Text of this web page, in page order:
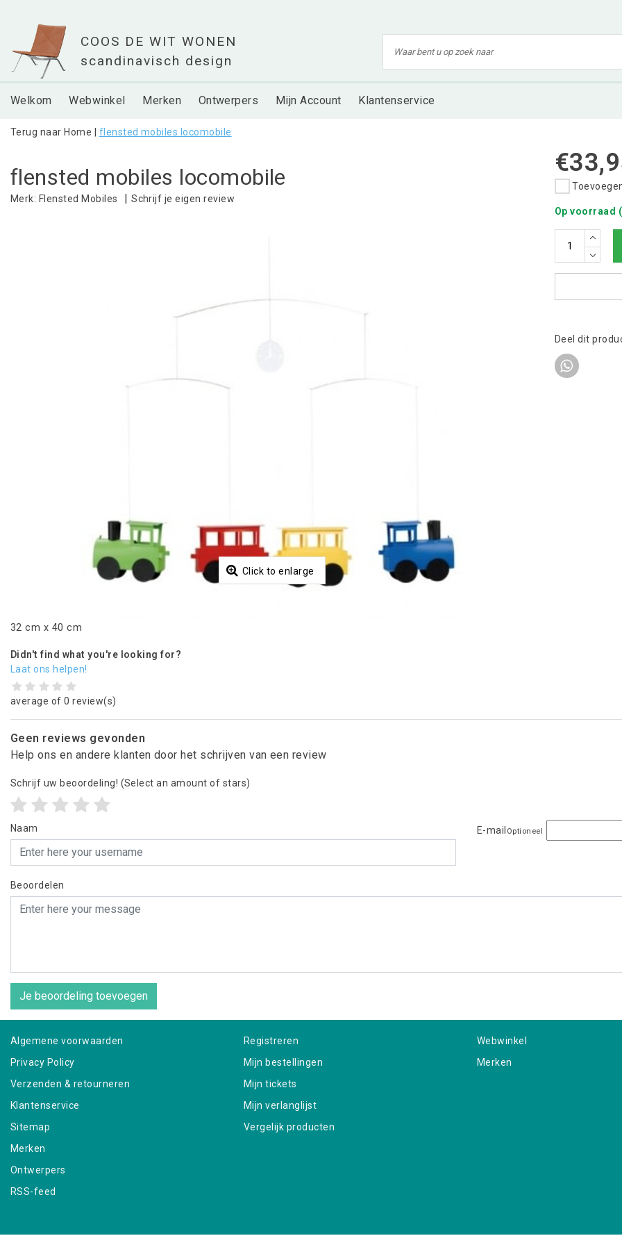
Welkom Webwinkel Merken Ontwerpers Mijn Account Klantenservice
Terug naar Home flensted mobiles locomobile
flensted mobiles locomobile
Merk: Flensted Mobiles |Schrijf je eigen review
Click to enlarge
Op voorraad
Deel dit
32 cm x 40 cm
Didn't find what you're looking for?
Laat ons helpen!
average of 0 review(s)
Geen reviews gevonden
Help ons en andere klanten door het schrijven van een review
Schrijf uw beoordeling! (Select an amount of stars)
Naam E-mail Optioneel
Beoordelen
Je beoordeling toevoegen
Algemene voorwaarden
Privacy Policy
Verzenden & retourneren
Klantenservice
Sitemap
Merken
Ontwerpers
RSS-feed
Registreren
Mijn bestellingen
Mijn tickets
Mijn verlanglijst
Vergelijk producten
Webwinkel
Merken